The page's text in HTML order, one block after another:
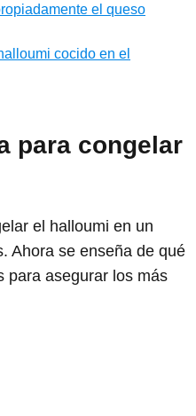
el queso
cocido en el
para congelar
el halloumi en un
Ahora se enseña de qué
para asegurar los más